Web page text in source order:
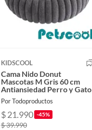
KIDSCOOL
Cama Nido Donut
Mascotas M Gris 60 cm
Antiansiedad Perro y Gato
Por Todoproductos
$ 21.990 -45%
$ 39.990